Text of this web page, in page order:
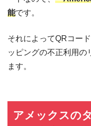
能です。
それによってQRコー
ッピングの不正利用の
ます。
アメックスの